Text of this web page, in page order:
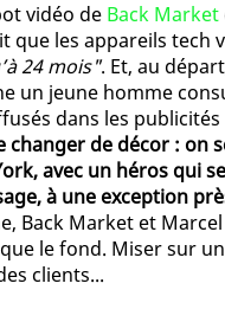
vidéo de Back Market
que les appareils tech
24 mois". Et, au
un jeune homme
dans les publicités
de décor : on
avec un héros qui
à une exception
Back Market et
le fond. Miser sur
clients...